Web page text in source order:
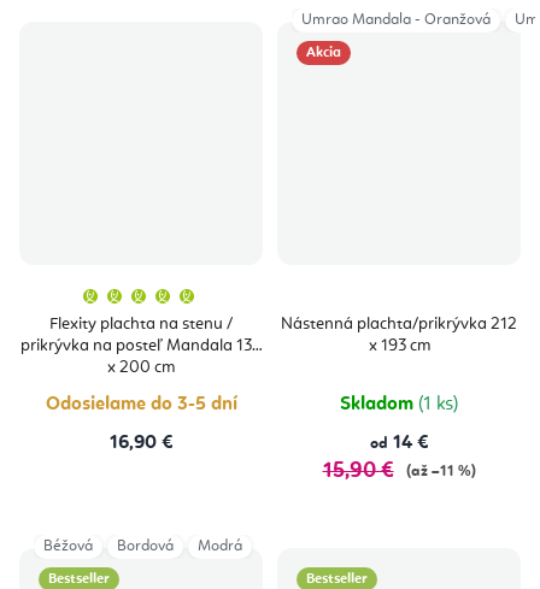
Flexity plachta na stenu /
prikrývka na posteľ Mandala 130
x 200 cm
produktu
je
5,0
hviezdičiek.
Odosielame do 3-5 dní
16,90 €
Akcia
Nástenná plachta/prikrývka 212
x 193 cm
Skladom (1 ks)
od 14 €
15,90 € (až –11 %)
Umrao Mandala - Oranžová
Bestseller
Béžová Bordová Modrá
Bestseller